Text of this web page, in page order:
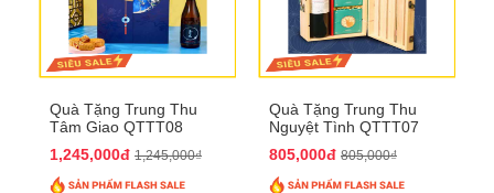
Quà Tặng Trung Thu
Tâm Giao QTTT08
1,245,000đ 1,245,000₫
Quà Tặng Trung Thu
Nguyệt Tình QTTT07
805,000đ 805,000₫